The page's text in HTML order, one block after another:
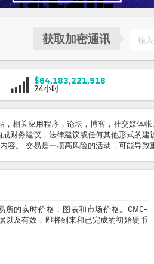
获取加密通讯
$64,183,221,518
24小时
相关应用程序，论坛，博客，社交媒体
财务建议，法律建议或任何其他形式的
容。 交易是一项高风险的活动，可能导
所的实时价格，图表和市场价格。CMC-
及有效，即将到来和已完成的初始硬币